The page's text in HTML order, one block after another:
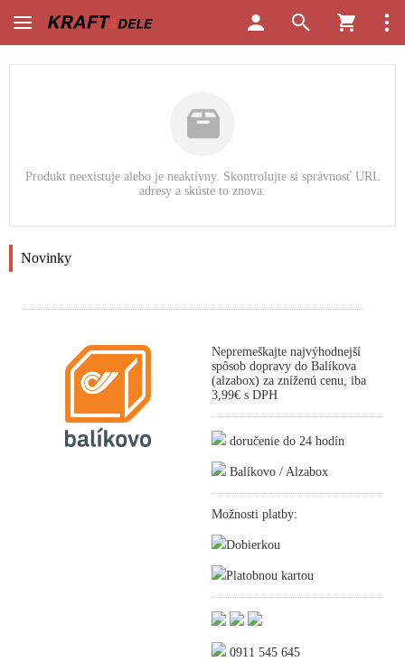
Produkt neexistuje alebo je neaktívny. Skontrolujte si správnosť URL
adresy a skúste to znova.
Novinky
Nepremeškajte najvýhodnejší
spôsob dopravy do Balíkova
(alzabox) za zníženú cenu, iba
3,99€ s DPH
doručenie do 24 hodín
Balíkovo / Alzabox
Možnosti platby:
Dobierkou
Platobnou kartou
0911 545 645